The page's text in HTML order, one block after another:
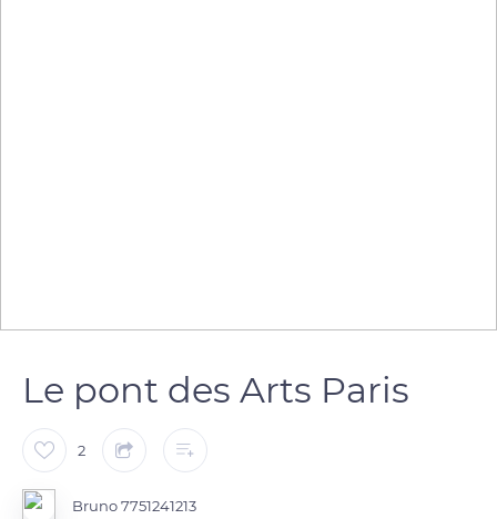
Le pont des Arts Paris
2
Bruno 7751241213